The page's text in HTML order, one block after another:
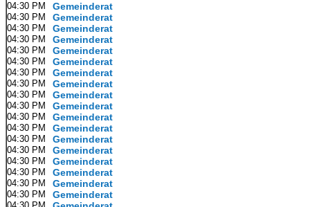
04:30 PM Gemeinderat
04:30 PM Gemeinderat
04:30 PM Gemeinderat
04:30 PM Gemeinderat
04:30 PM Gemeinderat
04:30 PM Gemeinderat
04:30 PM Gemeinderat
04:30 PM Gemeinderat
04:30 PM Gemeinderat
04:30 PM Gemeinderat
04:30 PM Gemeinderat
04:30 PM Gemeinderat
04:30 PM Gemeinderat
04:30 PM Gemeinderat
04:30 PM Gemeinderat
04:30 PM Gemeinderat
04:30 PM Gemeinderat
04:30 PM Gemeinderat